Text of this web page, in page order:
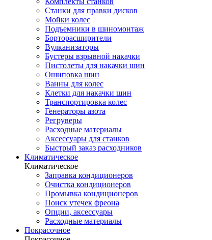
Станки для правки дисков
Мойки колес
Подъемники в шиномонтаж
Борторасширители
Вулканизаторы
Бустеры взрывной накачки
Пистолеты для накачки шин
Ошиповка шин
Ванны для колес
Клетки для накачки шин
Транспортировка колес
Генераторы азота
Регруверы
Расходные материалы
Аксессуары для станков
Быстрый заказ расходников
Климатическое
Климатическое
Заправка кондиционеров
Очистка кондиционеров
Промывка кондиционеров
Поиск утечек фреона
Опции, аксессуары
Расходные материалы
Покрасочное